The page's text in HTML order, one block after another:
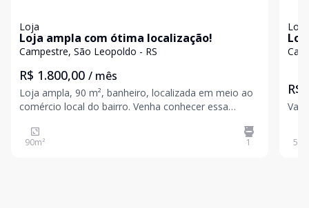
Loja
Loja ampla com ótima localização!
Campestre, São Leopoldo - RS
R$ 1.800,00 / mês
Loja ampla, 90 m², banheiro, localizada em meio ao
comércio local do bairro. Venha conhecer essa
sua visita! Valores sujeitos a alteração sem aviso
prévio
90m² 1
Loja
R$
50